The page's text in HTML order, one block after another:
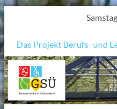
Das Projekt Berufs- und
UNESCO Stadtradeln
KCC-Workshop
Sicherheit auf den
Ferien!!!